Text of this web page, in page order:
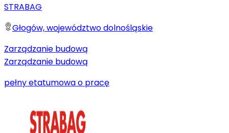
STRABAG
Głogów, województwo dolnośląskie
Zarządzanie budową
Zarządzanie budową
pełny etatumowa o pracę